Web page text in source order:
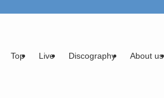
Top Live Discography About us